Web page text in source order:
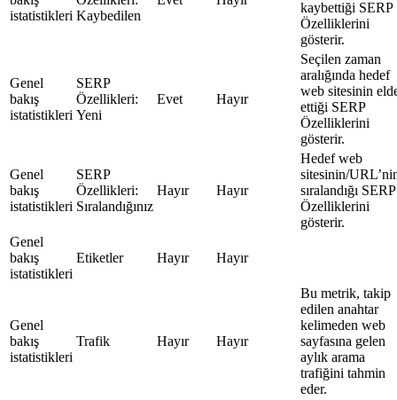
istatistikleri Kaybedilen
kaybettiği SERP
Özelliklerini
gösterir.
Genel
bakış
istatistikleri
SERP
Özellikleri:
Yeni
Evet Hayır
Seçilen zaman
aralığında hedef
web sitesinin
ettiği SERP
Özelliklerini
gösterir.
Genel
bakış
istatistikleri
SERP
Özellikleri:
Sıralandığınız
Hayır Hayır
Hedef web
sitesinin/
sıralandığı SERP
Özelliklerini
gösterir.
Genel
bakış
istatistikleri
Etiketler Hayır Hayır
Genel
bakış
istatistikleri
Trafik Hayır Hayır
Bu metrik, takip
edilen anahtar
kelimeden web
sayfasına gelen
aylık arama
trafiğini tahmin
eder.